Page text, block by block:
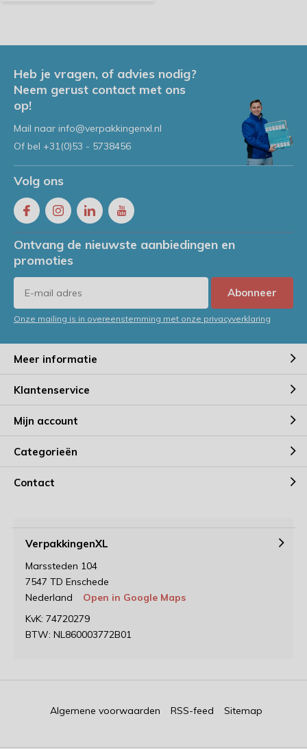
Heb je vragen, of advies nodig?
Neem gerust contact met ons
op!
Mail naar info@verpakkingenxl.nl
Of bel +31(0)53 - 5738456
Volg ons
Ontvang de nieuwste aanbiedingen en
promoties
Abonneer
Onze mailing is in overeenstemming met onze privacyverklaring
Meer informatie
Klantenservice
Mijn account
Categorieën
Contact
VerpakkingenXL
Marssteden 104
7547 TD Enschede
Nederland
Open in Google Maps
KvK: 74720279
BTW: NL860003772B01
Algemene voorwaarden RSS-feed Sitemap